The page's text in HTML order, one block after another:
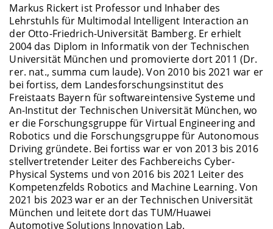
Markus Rickert ist Professor und Inhaber des
Lehrstuhls für Multimodal Intelligent Interaction an
der Otto-Friedrich-Universität Bamberg. Er erhielt
2004 das Diplom in Informatik von der Technischen
Universität München und promovierte dort 2011 (Dr.
rer. nat., summa cum laude). Von 2010 bis 2021 war er
bei fortiss, dem Landesforschungsinstitut des
Freistaats Bayern für softwareintensive Systeme und
An-Institut der Technischen Universität München, wo
er die Forschungsgruppe für Virtual Engineering and
Robotics und die Forschungsgruppe für Autonomous
Driving gründete. Bei fortiss war er von 2013 bis 2016
stellvertretender Leiter des Fachbereichs Cyber-
Physical Systems und von 2016 bis 2021 Leiter des
Kompetenzfelds Robotics and Machine Learning. Von
2021 bis 2023 war er an der Technischen Universität
München und leitete dort das TUM/Huawei
Automotive Solutions Innovation Lab.